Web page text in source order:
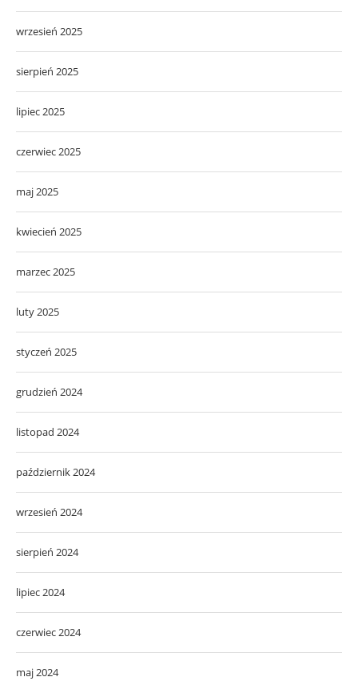
wrzesień 2025
sierpień 2025
lipiec 2025
czerwiec 2025
maj 2025
kwiecień 2025
marzec 2025
luty 2025
styczeń 2025
grudzień 2024
listopad 2024
październik 2024
wrzesień 2024
sierpień 2024
lipiec 2024
czerwiec 2024
maj 2024